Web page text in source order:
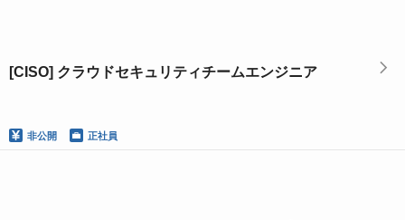
[CISO] クラウドセキュリティチームエンジニア
非公開 正社員